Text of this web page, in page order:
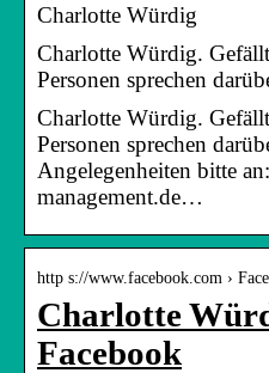
Charlotte Würdig
Charlotte Würdig.
Personen sprechen
Charlotte Würdig.
Personen sprechen
Angelegenheiten bitte
management.de…
http s://www.facebook.com ›
Charlotte
Facebook